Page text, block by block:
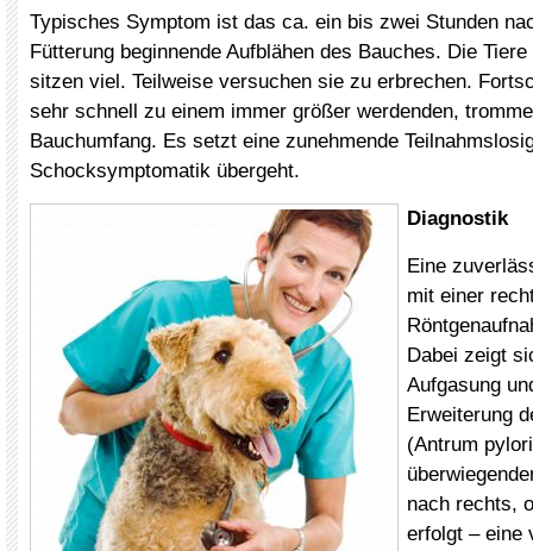
Typisches Symptom ist das ca. ein bis zwei Stunden
Fütterung beginnende Aufblähen des Bauches. Die
sitzen viel. Teilweise versuchen sie zu erbrechen.
sehr schnell zu einem immer größer werdenden,
Bauchumfang. Es setzt eine zunehmende
Schocksymptomatik übergeht.
Diagnostik
Eine
mit einer
Dabei zeigt
Aufgasung
Erweiterung
(Antrum
nach rechts,
erfolgt – eine